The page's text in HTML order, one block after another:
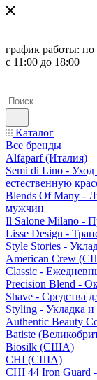
график работы: по
с 11:00 до 18:00
Каталог
Все бренды
Alfaparf (Италия)
Semi di Lino -
естественную
Blends Of Many -
мужчин
Il Salone Milano -
Lisse Design -
Style Stories -
American Crew
Classic -
Precision Blend -
Shave - Средства
Styling - Укладка и
Authentic Beauty
Batiste
Biosilk (США)
CHI (США)
CHI 44 Iron Guard